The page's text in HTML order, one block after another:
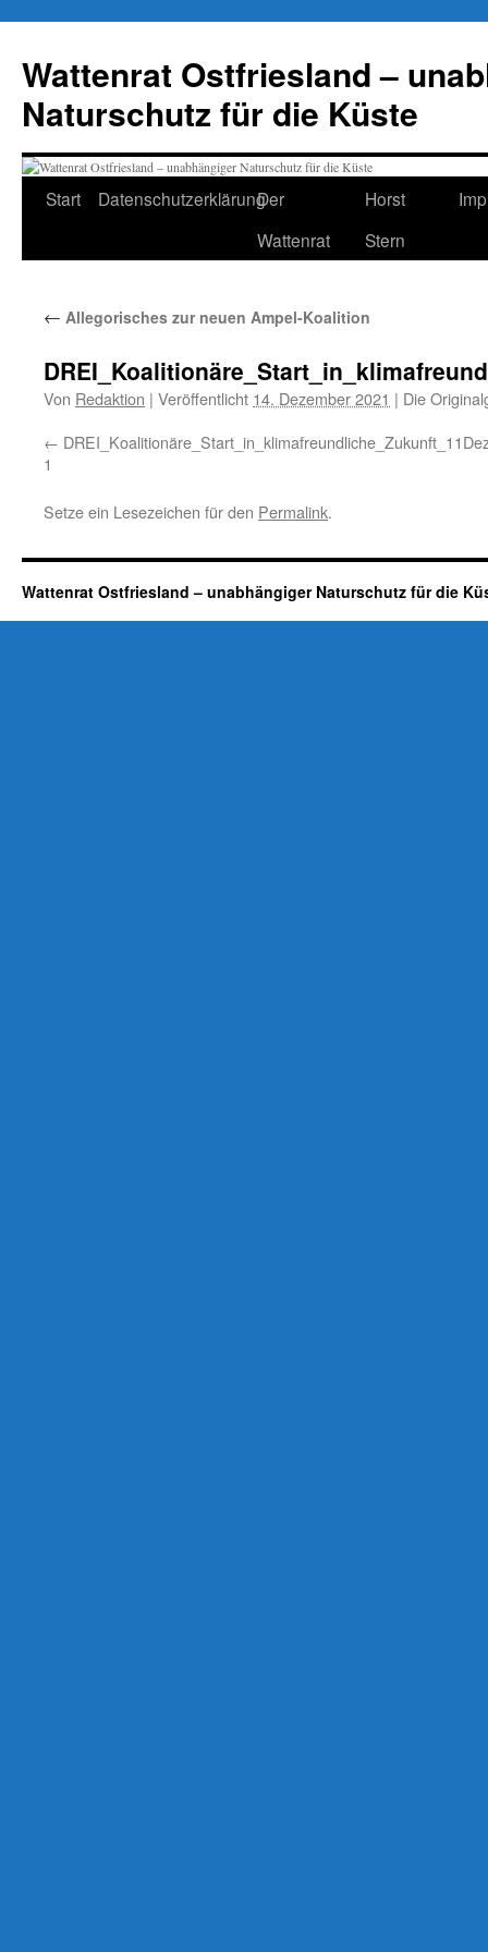
springen
Wattenrat Ostfriesland –
Naturschutz für die Küste
Start DatenschutzerklärungDer
Wattenrat
Horst
Stern
← Allegorisches zur neuen Ampel-Koalition
Von Redaktion | Veröffentlicht 14. Dezember 2021 | Die
1
Setze ein Lesezeichen für den Permalink.
Wattenrat Ostfriesland – unabhängiger Naturschutz für die